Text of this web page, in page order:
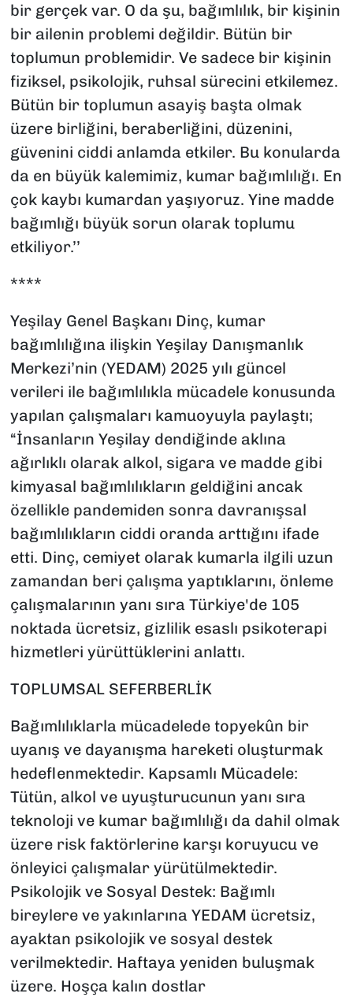
bir gerçek var. O da şu, bağımlılık, bir kişinin
bir ailenin problemi değildir. Bütün bir
toplumun problemidir. Ve sadece bir kişinin
fiziksel, psikolojik, ruhsal sürecini etkilemez.
Bütün bir toplumun asayiş başta olmak
üzere birliğini, beraberliğini, düzenini,
güvenini ciddi anlamda etkiler. Bu konularda
da en büyük kalemimiz, kumar bağımlılığı. En
çok kaybı kumardan yaşıyoruz. Yine madde
bağımlığı büyük sorun olarak toplumu
etkiliyor.’’
****
Yeşilay Genel Başkanı Dinç, kumar
bağımlılığına ilişkin Yeşilay Danışmanlık
Merkezi’nin (YEDAM) 2025 yılı güncel
verileri ile bağımlılıkla mücadele konusunda
yapılan çalışmaları kamuoyuyla paylaştı;
“İnsanların Yeşilay dendiğinde aklına
ağırlıklı olarak alkol, sigara ve madde gibi
kimyasal bağımlılıkların geldiğini ancak
özellikle pandemiden sonra davranışsal
bağımlılıkların ciddi oranda arttığını ifade
etti. Dinç, cemiyet olarak kumarla ilgili uzun
zamandan beri çalışma yaptıklarını, önleme
çalışmalarının yanı sıra Türkiye'de 105
noktada ücretsiz, gizlilik esaslı psikoterapi
hizmetleri yürüttüklerini anlattı.
TOPLUMSAL SEFERBERLİK
Bağımlılıklarla mücadelede topyekûn bir
uyanış ve dayanışma hareketi oluşturmak
hedeflenmektedir. Kapsamlı Mücadele:
Tütün, alkol ve uyuşturucunun yanı sıra
teknoloji ve kumar bağımlılığı da dahil olmak
üzere risk faktörlerine karşı koruyucu ve
önleyici çalışmalar yürütülmektedir.
Psikolojik ve Sosyal Destek: Bağımlı
bireylere ve yakınlarına YEDAM ücretsiz,
ayaktan psikolojik ve sosyal destek
verilmektedir. Haftaya yeniden buluşmak
üzere. Hoşça kalın dostlar